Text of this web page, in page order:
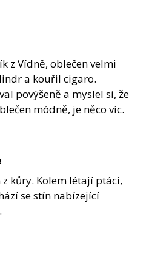
z Vídně, oblečen velmi
a kouřil cigaro.
povýšeně a myslel si, že
módně, je něco víc.
kůry. Kolem létají ptáci,
se stín nabízející